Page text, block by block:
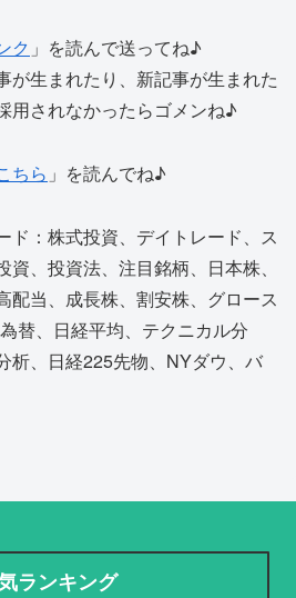
ク 」を読んで送ってね♪
が生まれたり、新記事が生まれた
用されなかったらゴメンね♪
ちら 」を読んでね♪
：株式投資、デイトレード、ス
、投資法、注目銘柄、日本株、
配当、成長株、割安株、グロース
替、日経平均、テクニカル分
析、日経225先物、NYダウ、バ
ランキング